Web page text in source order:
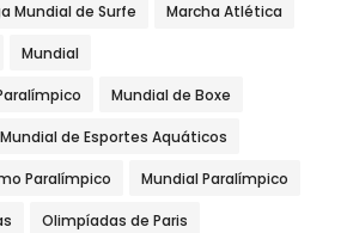
Mundial de Surfe Marcha Atlética
Mundial
Mundial de Boxe
Mundial de Esportes Aquáticos
Paralímpico Mundial Paralímpico
Olimpíadas de Paris